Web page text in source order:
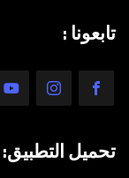
تابعونا :
تحميل التطبيق: